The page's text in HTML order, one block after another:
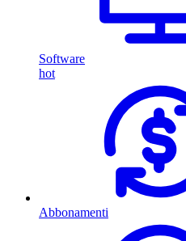
Software
hot
Abbonamenti